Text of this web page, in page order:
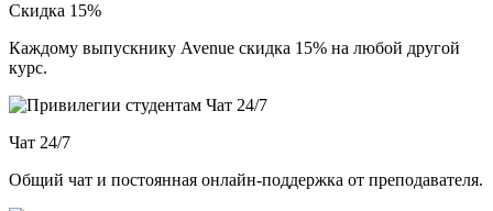
Скидка 15%
Каждому выпускнику Avenue скидка 15% на любой другой
курс.
Чат 24/7
Общий чат и постоянная онлайн-поддержка от преподавателя.